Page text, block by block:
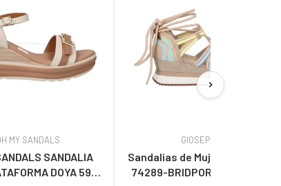
MY SANDALS
SANDALIA
DOYA 5993
GIOSEPPO
Sandalias de Mujer GIOSEPPO
74289-BRIDPORT BEIG BEIG
chevron_right